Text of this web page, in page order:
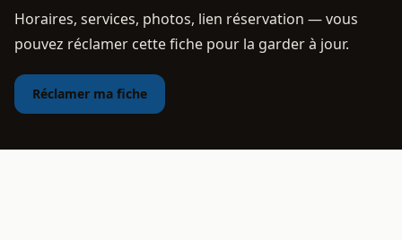
Horaires, services, photos, lien réservation — vous
pouvez réclamer cette fiche pour la garder à jour.
Réclamer ma fiche